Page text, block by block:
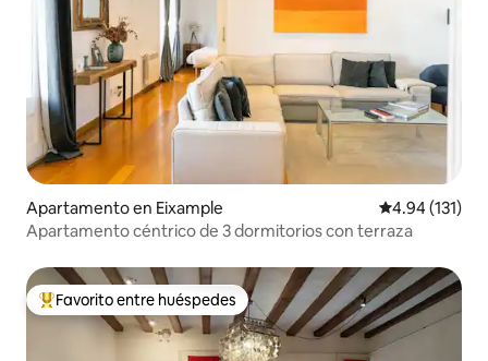
Apartamento en Eixample Calificación
4.94 (131)
Apartamento céntrico de 3 dormitorios con terraza
Favorito entre huéspedes preferido
Favorito entre huéspedes